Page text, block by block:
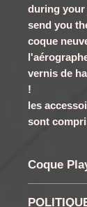
during your
send you
coque
vernis de
!
les
sont
Coque
coque